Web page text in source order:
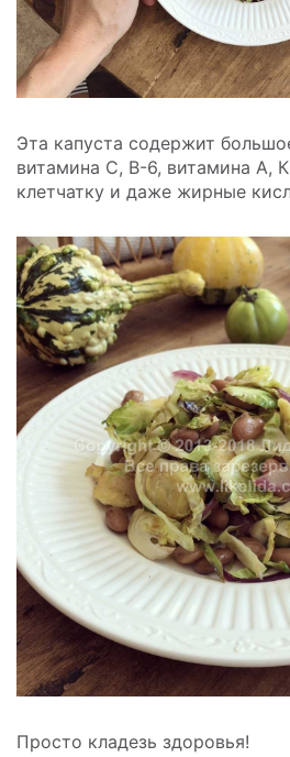
Эта капуста содержит
витамина С, В-6, витамина А,
клетчатку и даже жирные
Просто кладезь здоровья!